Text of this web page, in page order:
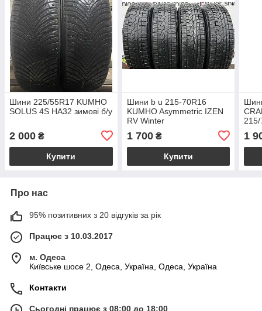
Шини 225/55R17 KUMHO
SOLUS 4S HA32 зимові б/у
2 000 ₴
Купити
Шини b u 215-70R16
KUMHO Asymmetric IZEN
RV Winter
1 700₴
Купити
1
Про нас
95% позитивних з 20 відгуків за рік
Працює з 10.03.2017
м. Одеса
Київське шосе 2, Одеса, Україна, Одеса, Україна
Контакти
Сьогодні працює з 08:00 до 18:00